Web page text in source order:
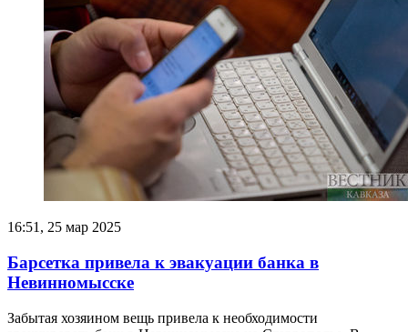
16:51, 25 мар 2025
Барсетка привела к эвакуации банка в
Невинномысске
Забытая хозяином вещь привела к необходимости